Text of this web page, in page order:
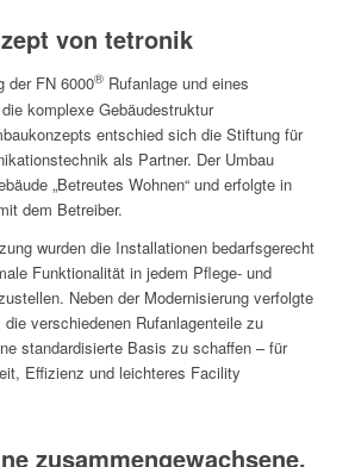
von tetronik
der FN 6000®Rufanlage und eines
komplexe Gebäudestruktur
entschied sich die Stiftung für
als Partner. Der Umbau
„Betreutes Wohnen“ und erfolgte in
dem Betreiber.
wurden die Installationen bedarfsgerecht
Funktionalität in jedem Pflege- und
Neben der Modernisierung verfolgte
verschiedenen Rufanlagenteile zu
standardisierte Basis zu schaffen – für
Effizienz und leichteres Facility
zusammengewachsene,